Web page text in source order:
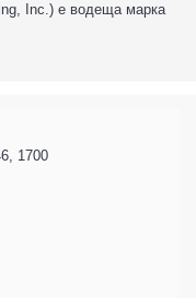
Inc.) е водеща марка
1700